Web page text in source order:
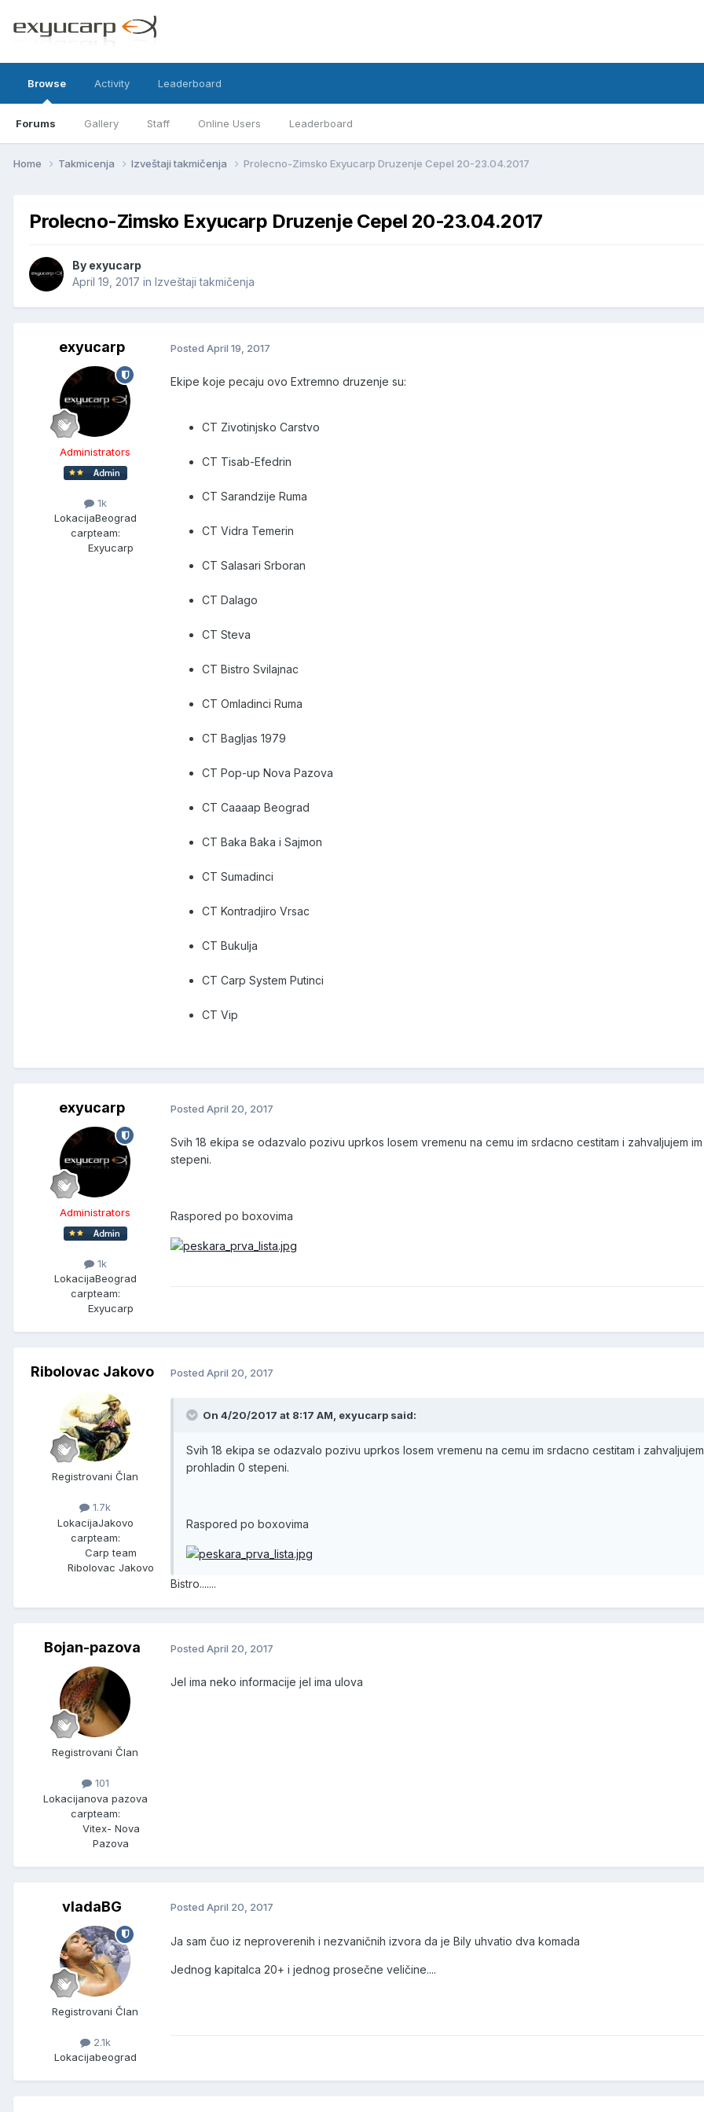
Browse
Forums Gallery Staff Online Users Leaderboard
Activity Leaderboard
Home Takmicenja Izveštaji takmičenja Prolecno-Zimsko Exyucarp Druzenje Cepel 20-23.04.2017
Prolecno-Zimsko Exyucarp Druzenje Cepel 20-23.04.2017
By exyucarp
April 19, 2017 in Izveštaji takmičenja
exyucarp
Administrators
1k
LokacijaBeograd
carpteam:
Exyucarp
Posted April 19, 2017
Ekipe koje pecaju ovo Extremno druzenje su:
CT Zivotinjsko Carstvo
CT Tisab-Efedrin
CT Sarandzije Ruma
CT Vidra Temerin
CT Salasari Srboran
CT Dalago
CT Steva
CT Bistro Svilajnac
CT Omladinci Ruma
CT Bagljas 1979
CT Pop-up Nova Pazova
CT Caaaap Beograd
CT Baka Baka i Sajmon
CT Sumadinci
CT Kontradjiro Vrsac
CT Bukulja
CT Carp System Putinci
CT Vip
exyucarp
Administrators
1k
LokacijaBeograd
carpteam:
Exyucarp
Posted April 20, 2017
Svih 18 ekipa se odazvalo pozivu uprkos losem vremenu na cemu im srdacno cestitam i zahvaljujem
stepeni.
Raspored po boxovima
Ribolovac Jakovo
Registrovani Član
1.7k
LokacijaJakovo
carpteam:
Carp team
Ribolovac Jakovo
Posted April 20, 2017
On 4/20/2017 at 8:17 AM, exyucarp said:
Svih 18 ekipa se odazvalo pozivu uprkos losem vremenu na cemu im srdacno cestitam i
prohladin 0 stepeni.
Raspored po boxovima
Bistro.......
Bojan-pazova
Registrovani Član
101
Lokacijanova pazova
carpteam:
Vitex- Nova
Pazova
Posted April 20, 2017
Jel ima neko informacije jel ima ulova
vladaBG
Registrovani Član
2.1k
Lokacijabeograd
Posted April 20, 2017
Ja sam čuo iz neproverenih i nezvaničnih izvora da je Bily uhvatio dva komada
Jednog kapitalca 20+ i jednog prosečne veličine....